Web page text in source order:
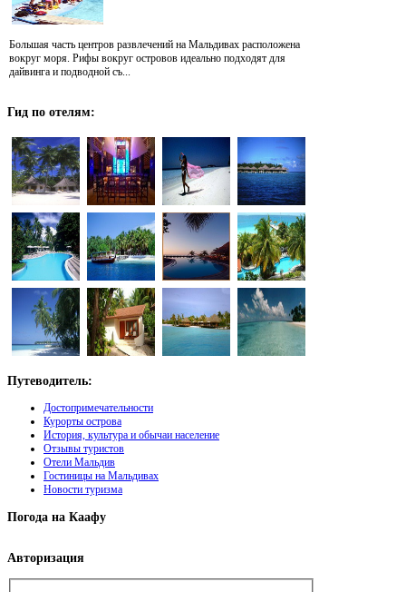
Большая часть центров развлечений на Мальдивах расположена
вокруг моря. Рифы вокруг островов идеально подходят для
дайвинга и подводной съ...
Гид по отелям:
Путеводитель:
Достопримечательности
Курорты острова
История, культура и обычаи население
Отзывы туристов
Отели Мальдив
Гостиницы на Мальдивах
Новости туризма
Погода на Каафу
Авторизация